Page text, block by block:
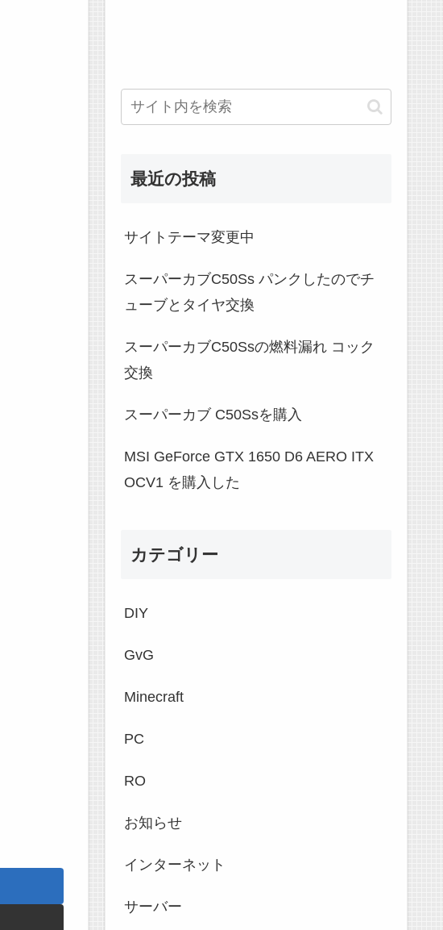
最近の投稿
サイトテーマ変更中
スーパーカブC50Ss パンクしたのでチ
ューブとタイヤ交換
スーパーカブC50Ssの燃料漏れ コック
交換
スーパーカブ C50Ssを購入
MSI GeForce GTX 1650 D6 AERO ITX
OCV1 を購入した
カテゴリー
DIY
GvG
Minecraft
PC
RO
お知らせ
インターネット
サーバー